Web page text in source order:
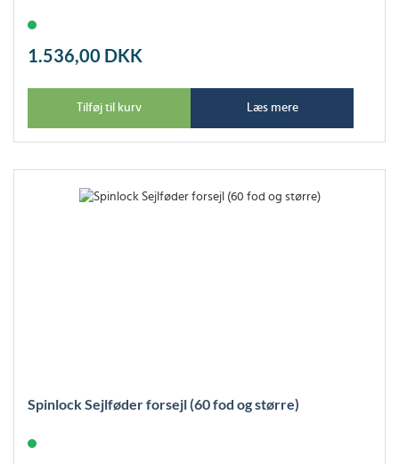
1.536,00 DKK
Tilføj til kurv Læs mere
Spinlock Sejlføder forsejl (60 fod og større)